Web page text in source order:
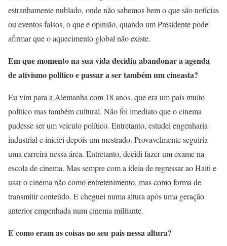
estranhamente nublado, onde não sabemos bem o que são notícias
ou eventos falsos, o que é opinião, quando um Presidente pode
afirmar que o aquecimento global não existe.
Em que momento na sua vida decidiu abandonar a agenda
de ativismo politico e passar a ser também um cineasta?
Eu vim para a Alemanha com 18 anos, que era um país muito
político mas também cultural. Não foi imediato que o cinema
pudesse ser um veículo político. Entretanto, estudei engenharia
industrial e iniciei depois um mestrado. Provavelmente seguiria
uma carreira nessa área. Entretanto, decidi fazer um exame na
escola de cinema. Mas sempre com a ideia de regressar ao Haiti e
usar o cinema não como entretenimento, mas como forma de
transmitir conteúdo. E cheguei numa altura após uma geração
anterior empenhada num cinema militante.
E como eram as coisas no seu pais nessa altura?